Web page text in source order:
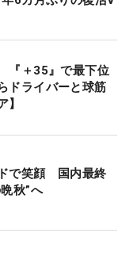
りは２試合、新
このセッティン
。
とのプレーオフ
ードの経験もな
それが嬉しいで
たが、シーズン
たのも、シード
ったからこそ。
れるのはありが
『＋35』で最下位
ドライバーと球筋
】
で笑顔 国内最終
秋”へ